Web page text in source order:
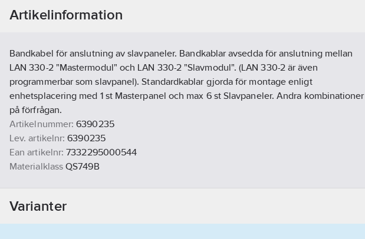
Artikelinformation
Bandkabel för anslutning av slavpaneler. Bandkablar avsedda för anslutning mellan
LAN 330-2 "Mastermodul" och LAN 330-2 "Slavmodul". (LAN 330-2 är även
programmerbar som slavpanel). Standardkablar gjorda för montage enligt
enhetsplacering med 1 st Masterpanel och max 6 st Slavpaneler. Andra kombinationer
på förfrågan.
Artikelnummer: 6390235
Lev. artikelnr: 6390235
Ean artikelnr: 7332295000544
Materialklass QS749B
Varianter